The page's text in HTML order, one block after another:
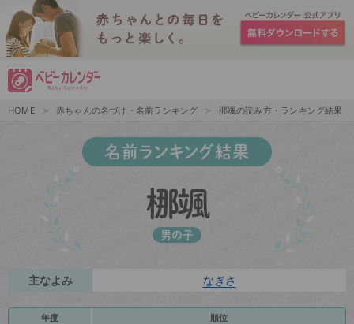
HOME 赤ちゃんの名づけ・名前ランキング 梛颯の読み方・ランキング結果
名前ランキング結果
梛颯
男の子
主なよみ なぎさ
年度 順位